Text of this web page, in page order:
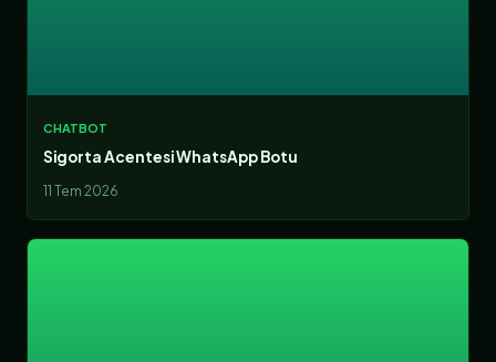
CHATBOT
Sigorta Acentesi WhatsApp Botu
11 Tem 2026